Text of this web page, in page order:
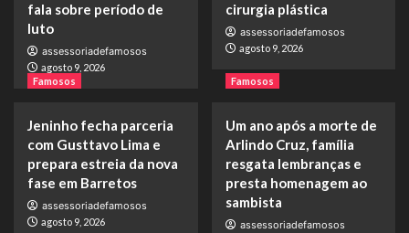
fala sobre período de
luto
assessoriadefamosos
agosto 9, 2026
cirurgia plástica
assessoriadefamosos
agosto 9, 2026
Famosos
Jeninho fecha parceria
com Gusttavo Lima e
prepara estreia da nova
fase em Barretos
assessoriadefamosos
agosto 9, 2026
Famosos
Um ano após a morte de
Arlindo Cruz, família
resgata lembranças e
presta homenagem ao
sambista
assessoriadefamosos